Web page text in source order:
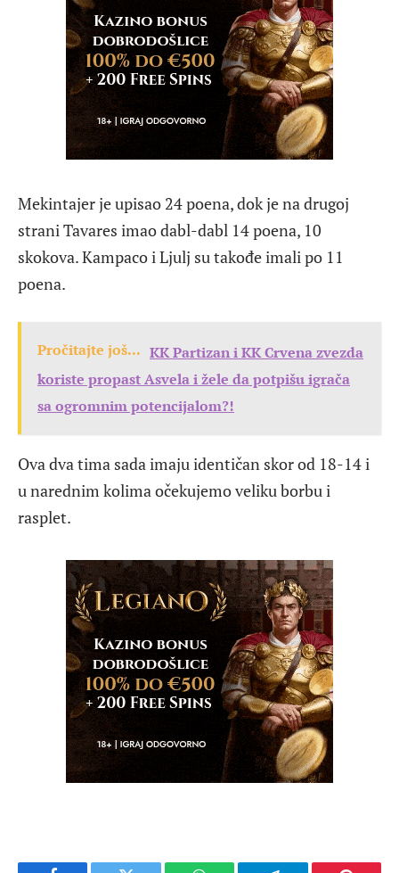
Mekintajer je upisao 24 poena, dok je na drugoj
strani Tavares imao dabl-dabl 14 poena, 10
skokova. Kampaco i Ljulj su takođe imali po 11
poena.
Pročitajte još... KK Partizan i KK Crvena zvezda
koriste propast Asvela i žele da potpišu igrača
sa ogromnim potencijalom?!
Ova dva tima sada imaju identičan skor od 18-14 i
u narednim kolima očekujemo veliku borbu i
rasplet.